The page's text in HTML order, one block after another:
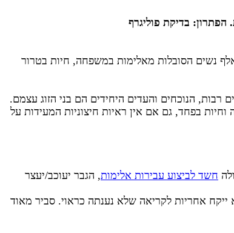
בדיקת פוליגרף
נרצחו מתחילת השנה, על רקע אלימות במשפחה - מדובר בנתון מזעזע, שצריך לעורר כחברה את כולנו. כיום יש בישראל כ-200 אלף נשים הסובלות מאלימות במשפחה, חיות בטרור
בפחד, גם אם אין ראיות חיצוניות המעידות על
חשד לביצוע עבירות אלימות, הגבר יעוכב/יעצר
אחריות לקריאה שלא נענתה כראוי. סביר מאוד